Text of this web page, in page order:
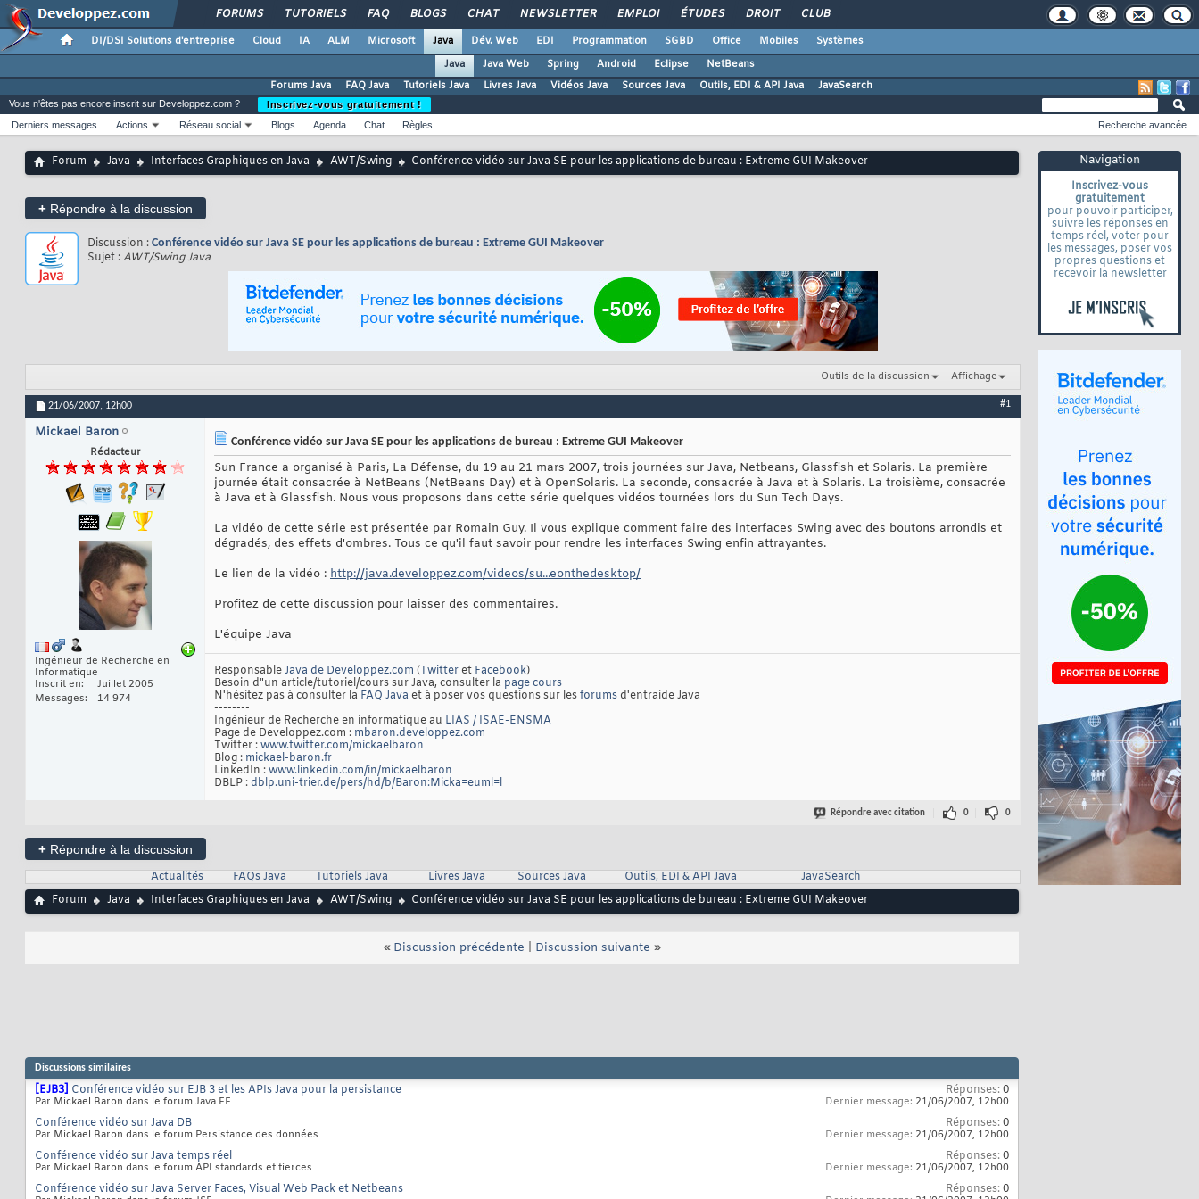
FORUMS TUTORIELS FAQ BLOGS CHAT NEWSLETTER EMPLOI ÉTUDES DROIT CLUB
DI/DSI Solutions d'entreprise Cloud IA ALM Microsoft Java Dév. Web EDI Programmation SGBD Office Mobiles
Systèmes
Java
Java Web Spring Android Eclipse
NetBeans
Forums Java
FAQ Java Tutoriels Java Livres Java Vidéos Java Sources Java Outils, EDI & API Java JavaSearch
Navigation
Inscrivez-vous
gratuitement
pour pouvoir participer,
suivre les réponses en
temps réel, voter pour
les messages, poser vos
propres questions et
recevoir la newsletter
Vous n'êtes pas encore inscrit sur Developpez.com ?
Inscrivez-vous gratuitement !
Derniers messages
Actions Réseau social Blogs Agenda Chat Règles Recherche avancée
Forum Java Interfaces Graphiques en Java AWT/Swing Conférence vidéo sur Java SE pour les applications de bureau : Extreme GUI Makeover
+ Répondre à la discussion
Discussion : Conférence vidéo sur Java SE pour les applications de bureau : Extreme GUI Makeover
Sujet :AWT/Swing Java
Outils de la discussion Affichage
21/06/2007, 12h00 #1
Mickael Baron
Rédacteur
Ingénieur de Recherche en
Informatique
Inscrit en
Juillet 2005
Messages
14 974
Conférence vidéo sur Java SE pour les applications de bureau : Extreme GUI Makeover
Sun France a organisé à Paris, La Défense, du 19 au 21 mars 2007, trois journées sur Java, Netbeans, Glassfish et Solaris. La première
journée était consacrée à NetBeans (NetBeans Day) et à OpenSolaris. La seconde, consacrée à Java et à Solaris. La troisième, consacrée
à Java et à Glassfish. Nous vous proposons dans cette série quelques vidéos tournées lors du Sun Tech Days.
La vidéo de cette série est présentée par Romain Guy. Il vous explique comment faire des interfaces Swing avec des boutons arrondis et
dégradés, des effets d'ombres. Tous ce qu'il faut savoir pour rendre les interfaces Swing enfin attrayantes.
Le lien de la vidéo : http://java.developpez.com/videos/su...eonthedesktop/
Profitez de cette discussion pour laisser des commentaires.
L'équipe Java
ResponsableJava de Developpez.com (Twitteret Facebook)
Besoin d"un article/tutoriel/cours sur Java, consulter la page cours
N'hésitez pas à consulter la FAQ Java et à poser vos questions sur lesforums d'entraide Java
--------
Ingénieur de Recherche en informatique au LIAS / ISAE-ENSMA
Page de Developpez.com : mbaron.developpez.com
Twitter :www.twitter.com/mickaelbaron
Blog : mickael-baron.fr
LinkedIn :www.linkedin.com/in/mickaelbaron
DBLP : dblp.uni-trier.de/pers/hd/b/Baron:Micka=euml=l
Répondre avec citation 0 0
+ Répondre à la discussion
Actualités
FAQs Java Tutoriels Java Livres Java Sources Java Outils, EDI & API Java
JavaSearch
Forum
Java Interfaces Graphiques en Java AWT/Swing Conférence vidéo sur Java SE pour les applications de bureau : Extreme GUI Makeover
« Discussion précédente Discussion suivante »
Discussions similaires
[EJB3] Conférence vidéo sur EJB 3 et les APIs Java pour la persistance
Par Mickael Baron dans le forum Java EE
Réponses:0
Dernier message: 21/06/2007, 12h00
Conférence vidéo sur Java DB
Par Mickael Baron dans le forum Persistance des données
Réponses:0
Dernier message: 21/06/2007, 12h00
Conférence vidéo sur Java temps réel
Par Mickael Baron dans le forum API standards et tierces
Réponses:0
Dernier message: 21/06/2007, 12h00
Conférence vidéo sur Java Server Faces, Visual Web Pack et Netbeans Réponses:0